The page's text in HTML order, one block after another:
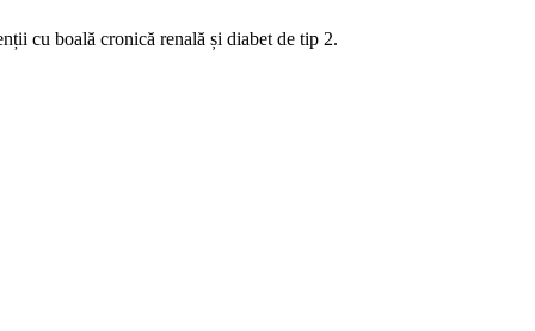
cu boală cronică renală și diabet de tip 2.